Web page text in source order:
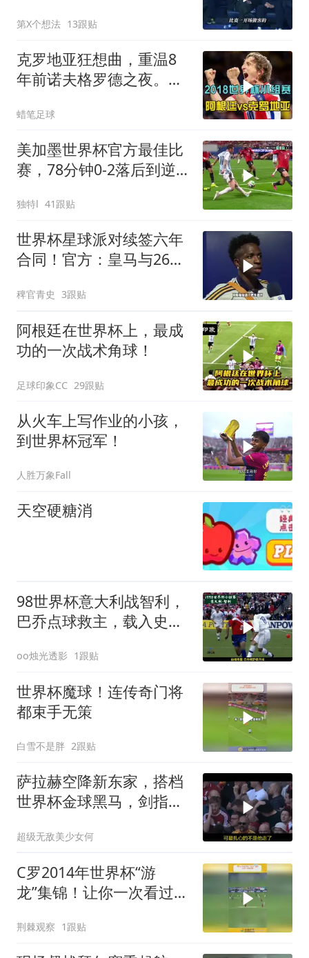
第X个想法 13跟贴
克罗地亚狂想曲，重温8
年前诺夫格罗德之夜。莫
蜡笔足球
美加墨世界杯官方最佳比
赛，78分钟0-2落后到逆
独特l 41跟贴
世界杯星球派对续签六年
合同！官方：皇马与26岁
同至2032年！维尼修斯续
约
稗官青史 3跟贴
阿根廷在世界杯上，最成
功的一次战术角球！
足球印象CC 29跟贴
从火车上写作业的小孩，
到世界杯冠军！
人胜万象Fall
天空硬糖消
98世界杯意大利战智利，
巴乔点球救主，载入史册
oo烛光透影 1跟贴
世界杯魔球！连传奇门将
都束手无策
白雪不是胖 2跟贴
萨拉赫空降新东家，搭档
世界杯金球黑马，剑指冠
超级无敌美少女何
C罗2014年世界杯“游
龙”集锦！让你一次看过
荆棘观察 1跟贴